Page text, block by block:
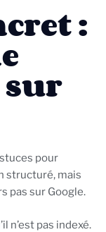
:
sur
pour
structuré, mais
pas sur Google.
n’est pas indexé.